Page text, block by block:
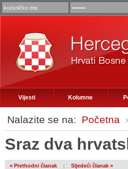
Vijesti Kolumne
Nalazite se na: Početna
Sraz dva
« Prethodni članak | Sljedeći članak »